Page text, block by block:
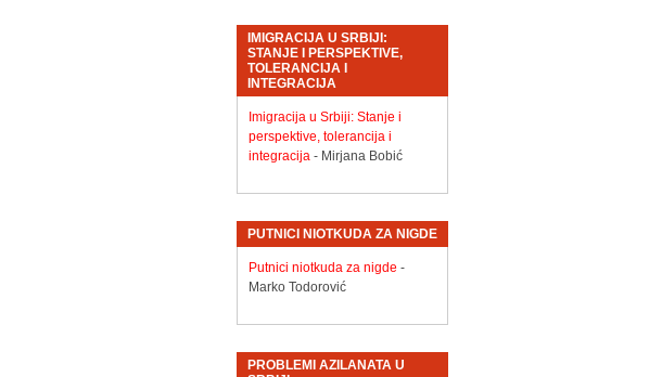
IMIGRACIJA U SRBIJI:
STANJE I PERSPEKTIVE,
TOLERANCIJA I
INTEGRACIJA
Imigracija u Srbiji: Stanje i
perspektive, tolerancija i
integracija- Mirjana Bobić
PUTNICI NIOTKUDA ZA NIGDE
Putnici niotkuda za nigde -
Marko Todorović
PROBLEMI AZILANATA U